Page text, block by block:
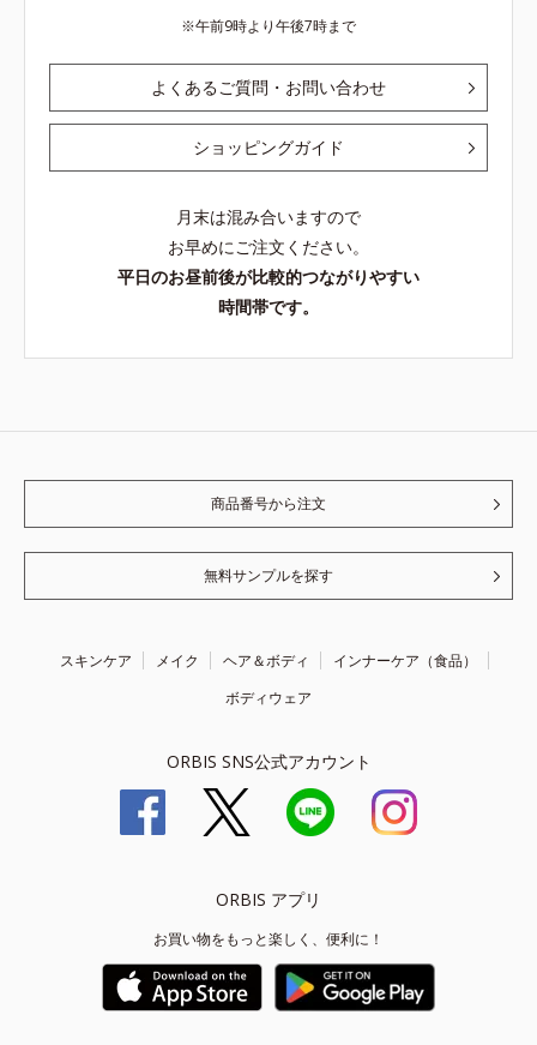
午前9時より午後7時まで
よくあるご質問・お問い合わせ
ショッピングガイド
月末は混み合いますので
お早めにご注文ください。
平日のお昼前後が比較的つながりやすい
時間帯です。
商品番号から注文
無料サンプルを探す
スキンケア メイク ヘア＆ボディ
インナーケア（食品）
ボディウェア
ORBIS SNS公式アカウント
ORBIS アプリ
お買い物をもっと楽しく、便利に！